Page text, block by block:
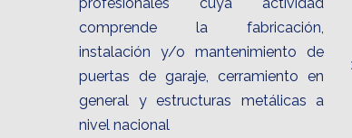
comprende la fabricación,
instalación y/o mantenimiento de
puertas de garaje, cerramiento en
general y estructuras metálicas a
nivel nacional